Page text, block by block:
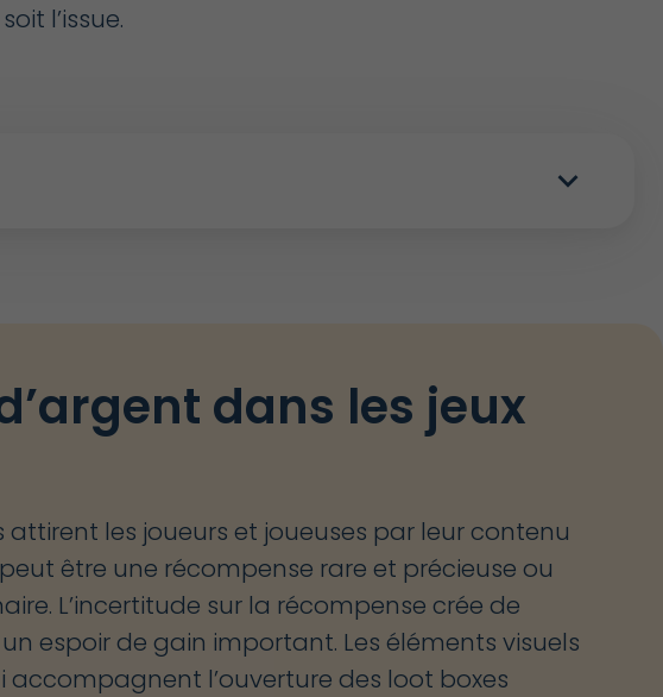
l’issue.
expand_more
dans les jeux
attirent les joueurs et joueuses par leur contenu
être une récompense rare et précieuse ou
L’incertitude sur la récompense crée de
espoir de gain important. Les éléments visuels
accompagnent l’ouverture des loot boxes